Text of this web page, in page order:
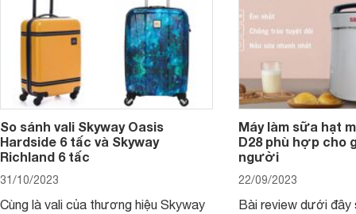
So sánh vali Skyway Oasis
Hardside 6 tấc và Skyway
Richland 6 tấc
31/10/2023
Cùng là vali của thương hiệu Skyway
Máy làm sữa hạt
D28 phù hợp cho
người
22/09/2023
Bài review dưới đây